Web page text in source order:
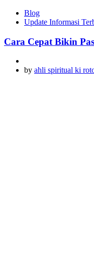
Blog
Update Informasi
Cara Cepat Bikin
by ahli spiritual ki